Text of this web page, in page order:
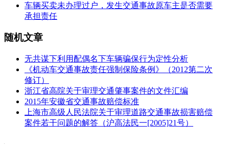
车辆买卖未办理过户，发生交通事故原车主是否需要
承担责任
随机文章
无共谋下利用配偶名下车辆骗保行为定性分析
《机动车交通事故责任强制保险条例》（2012第二次
修订）
浙江省高院关于审理交通肇事案件的文件汇编
2015年安徽省交通事故赔偿标准
上海市高级人民法院关于审理道路交通事故损害赔偿
案件若干问题的解答（沪高法民一[2005]21号）